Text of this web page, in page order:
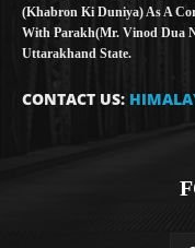
(Khabron Ki Duniya) As A
With Parakh(Mr. Vinod Dua
Uttarakhand State.
CONTACT US: